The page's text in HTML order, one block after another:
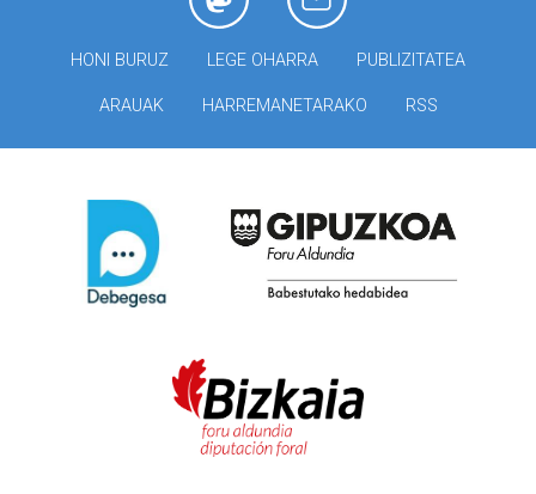
HONI BURUZ LEGE OHARRA PUBLIZITATEA
ARAUAK HARREMANETARAKO RSS